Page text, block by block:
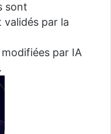
sont
par la
par IA